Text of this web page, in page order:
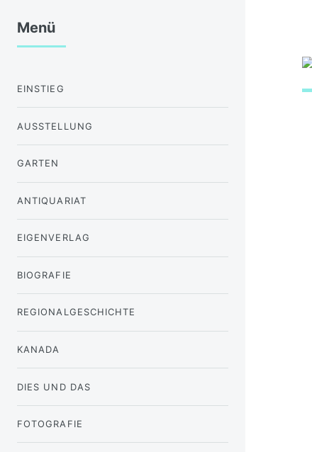
Menü
EINSTIEG
AUSSTELLUNG
GARTEN
ANTIQUARIAT
EIGENVERLAG
BIOGRAFIE
REGIONALGESCHICHTE
KANADA
DIES UND DAS
FOTOGRAFIE